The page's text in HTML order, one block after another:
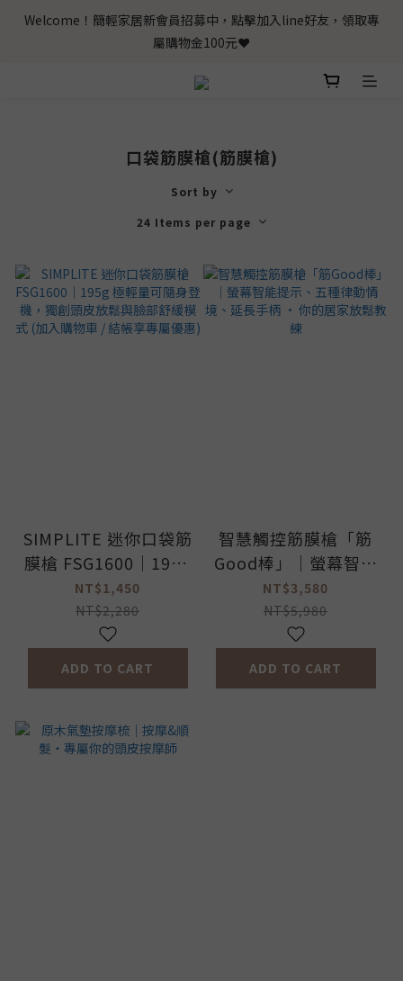
Welcome！簡輕家居新會員招募中，點擊加入line好友，領取專
屬購物金100元❤️
口袋筋膜槍(筋膜槍)
Sort by
24 Items per page
SIMPLITE 迷你口袋筋
膜槍 FSG1600｜195g
極輕量可隨身登機，獨
創頭皮放鬆與臉部舒緩
模式 (加入購物車 / 結
帳享專屬優惠)
NT$1,450
NT$2,280
ADD TO CART
智慧觸控筋膜槍「筋
Good棒」｜螢幕智能
提示、五種律動情境、
延長手柄 · 你的居家
放鬆教練
NT$3,580
NT$5,980
ADD TO CART